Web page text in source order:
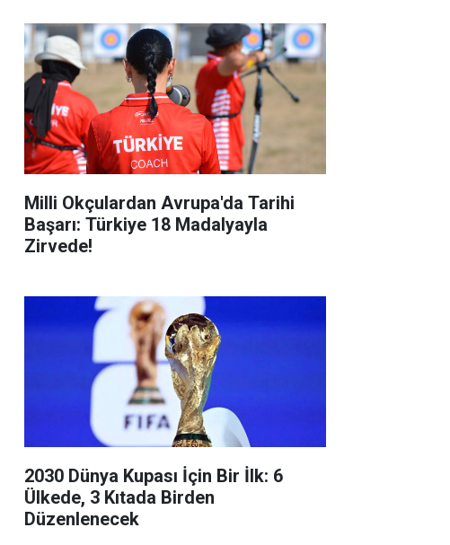
Milli Okçulardan Avrupa'da Tarihi
Başarı: Türkiye 18 Madalyayla
Zirvede!
2030 Dünya Kupası İçin Bir İlk: 6
Ülkede, 3 Kıtada Birden
Düzenlenecek